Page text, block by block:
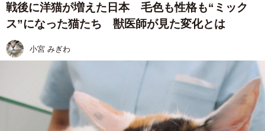
戦後に洋猫が増えた日本 毛色も性格も“ミック
ス”になった猫たち 獣医師が見た変化とは
小宮 みぎわ